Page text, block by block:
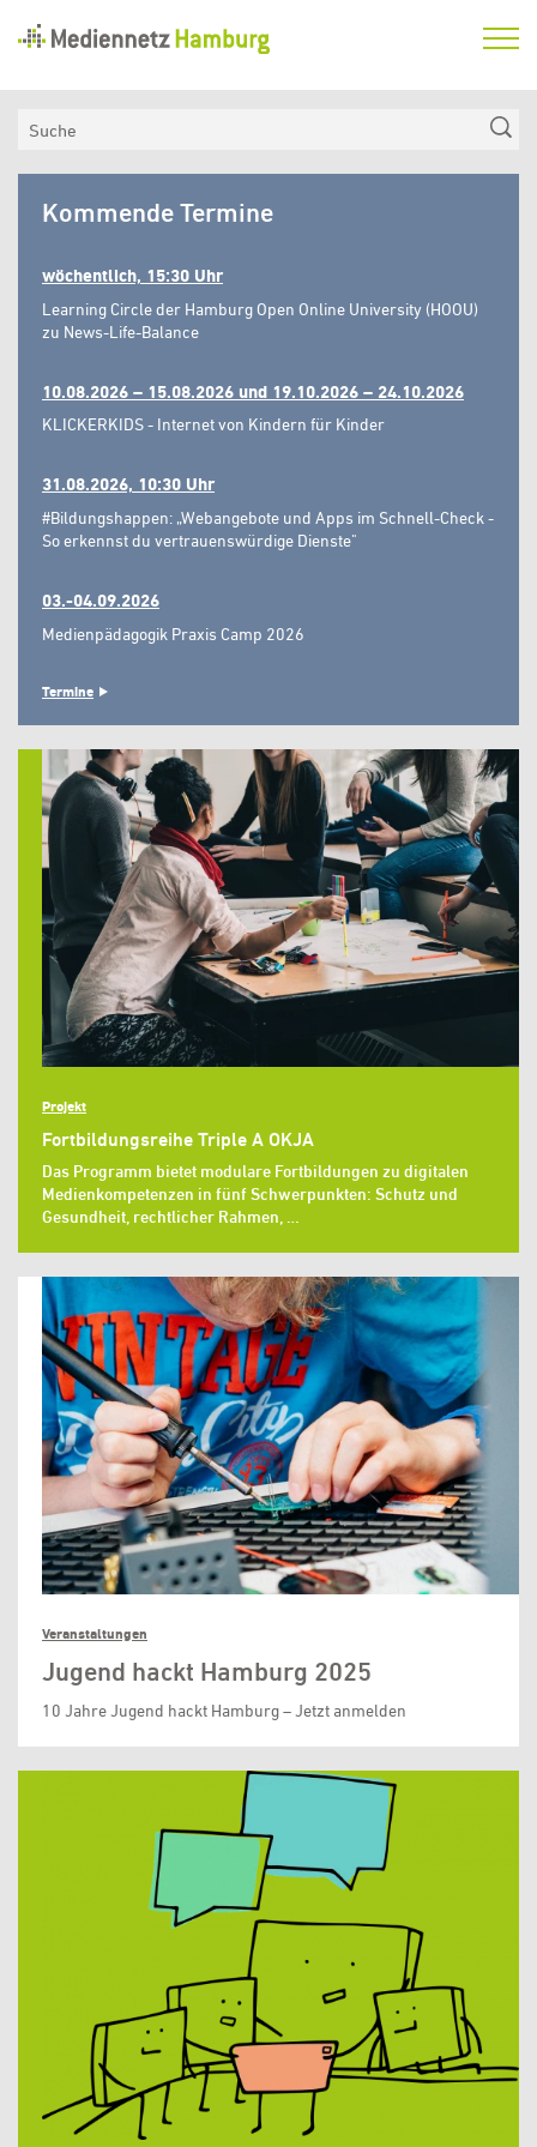
Hamburg
Aktuelles
Medienkompetenzfonds
Hamburg
Kommende Termine
wöchentlich, 15:30 Uhr
Learning Circle der Hamburg Open Online University (HOOU)
zu News-Life-Balance
10.08.2026 – 15.08.2026 und 19.10.2026 – 24.10.2026
KLICKERKIDS - Internet von Kindern für Kinder
31.08.2026, 10:30 Uhr
#Bildungshappen: „Webangebote und Apps im Schnell-Check -
So erkennst du vertrauenswürdige Dienste"
03.-04.09.2026
Medienpädagogik Praxis Camp 2026
Termine
Projekt
Fortbildungsreihe Triple A OKJA
Das Programm bietet modulare Fortbildungen zu digitalen
Medienkompetenzen in fünf Schwerpunkten: Schutz und
Gesundheit, rechtlicher Rahmen, …
Veranstaltungen
Jugend hackt Hamburg 2025
10 Jahre Jugend hackt Hamburg – Jetzt anmelden